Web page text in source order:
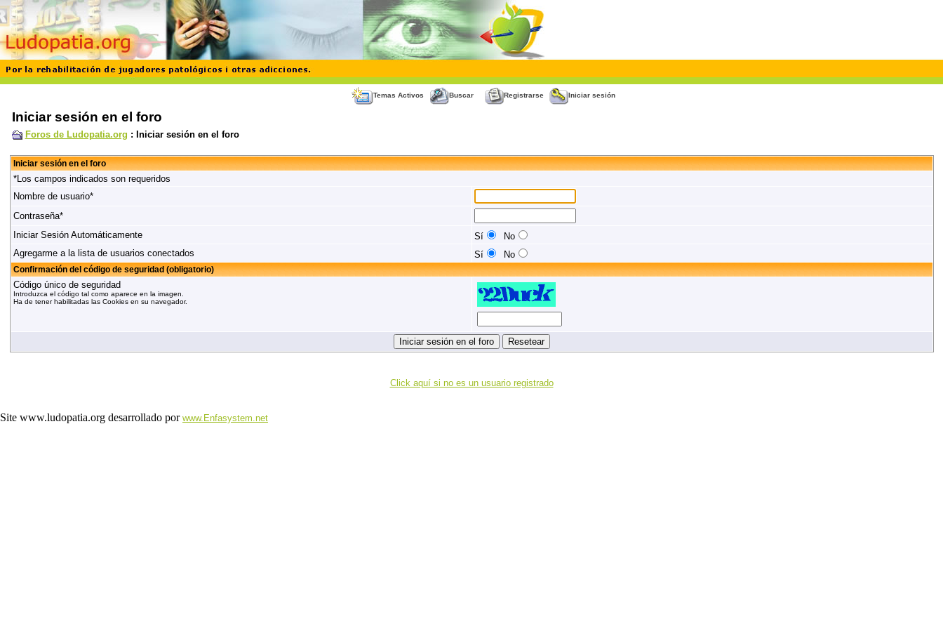
Temas Activos Buscar Registrarse Iniciar sesión
Iniciar sesión en el foro
Foros de Ludopatia.org : Iniciar sesión en el foro
Iniciar sesión en el foro
*Los campos indicados son requeridos
Nombre de usuario*
Contraseña*
Iniciar Sesión Automáticamente
Sí
No
Agregarme a la lista de usuarios conectados
Sí No
Confirmación del código de seguridad (obligatorio)
Código único de seguridad
Introduzca el código tal como aparece en la imagen.
Ha de tener habilitadas las Cookies en su navegador.
Click aquí si no es un usuario registrado
Site www.ludopatia.org desarrollado por www.Enfasystem.net